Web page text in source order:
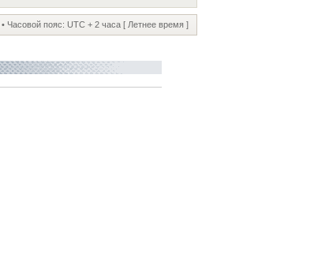
• Часовой пояс: UTC + 2 часа [ Летнее время ]